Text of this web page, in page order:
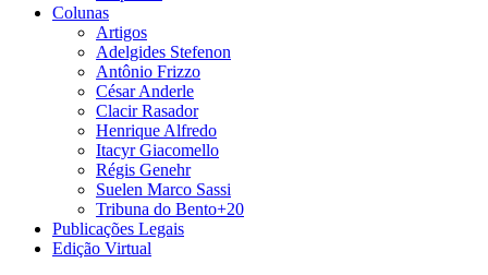
Colunas
Artigos
Adelgides Stefenon
Antônio Frizzo
César Anderle
Clacir Rasador
Henrique Alfredo
Itacyr Giacomello
Régis Genehr
Suelen Marco Sassi
Tribuna do Bento+20
Publicações Legais
Edição Virtual